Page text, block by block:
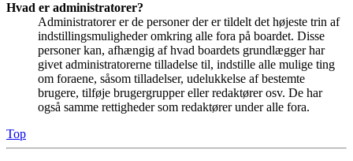
Hvad er administratorer?
Administratorer er de personer der er tildelt det højeste trin af
indstillingsmuligheder omkring alle fora på boardet. Disse
personer kan, afhængig af hvad boardets grundlægger har
givet administratorerne tilladelse til, indstille alle mulige ting
om foraene, såsom tilladelser, udelukkelse af bestemte
brugere, tilføje brugergrupper eller redaktører osv. De har
også samme rettigheder som redaktører under alle fora.
Top